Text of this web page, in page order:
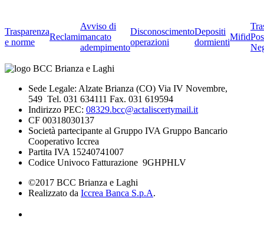
Trasparenza
e norme
Reclami
Avviso di
mancato
adempimento
Disconoscimento
operazioni
Depositi
dormienti
Mifid
Sede Legale: Alzate Brianza (CO) Via IV Novembre,
549 Tel. 031 634111 Fax. 031 619594
Indirizzo PEC: 08329.bcc@actaliscertymail.it
CF 00318030137
Società partecipante al Gruppo IVA Gruppo Bancario
Cooperativo Iccrea
Partita IVA 15240741007
Codice Univoco Fatturazione 9GHPHLV
©2017 BCC Brianza e Laghi
Realizzato da Iccrea Banca S.p.A.